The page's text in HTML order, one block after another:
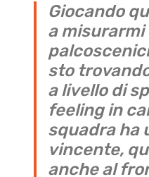
Giocando
a misurarmi
sto
a livello di
feeling in
squadra ha
vincente,
anche al